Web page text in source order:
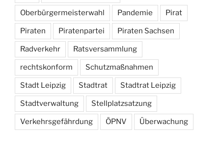
Oberbürgermeisterwahl Pandemie Pirat
Piraten Piratenpartei Piraten Sachsen
Radverkehr Ratsversammlung
rechtskonform Schutzmaßnahmen
Stadt Leipzig Stadtrat Stadtrat Leipzig
Stadtverwaltung Stellplatzsatzung
Verkehrsgefährdung ÖPNV Überwachung